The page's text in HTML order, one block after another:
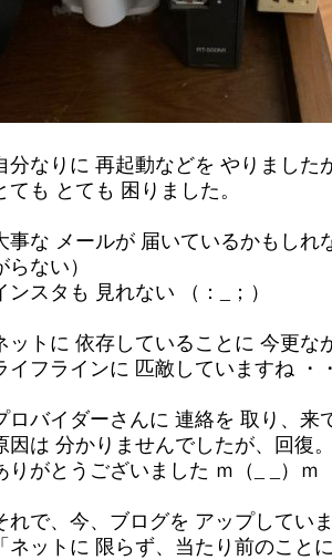
分なりに 再起動などを やりました
ても とても 困りました。
事な メールが 届いているかもしれ
らない）
ンスタも 見れない （：_；）
ットに 依存していることに 今更な
イフラインに 匹敵していますね ・
ロバイダーさんに 連絡を 取り、来
因は 分かりませんでしたが、回復
りがとうございました ｍ（_ _）ｍ
れで、今、ブログを アップしてい
「ネットに 限らず、当たり前のこと